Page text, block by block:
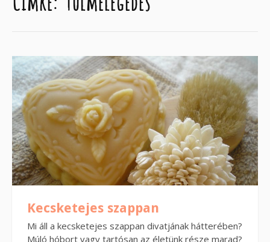
Kecsketejes szappan
Mi áll a kecsketejes szappan divatjának hátterében?
Múló hóbort vagy tartósan az életünk része marad?